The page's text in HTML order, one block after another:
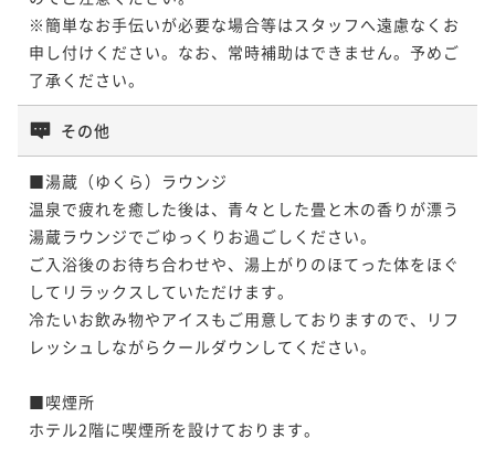
※簡単なお手伝いが必要な場合等はスタッフへ遠慮なくお
申し付けください。なお、常時補助はできません。予めご
了承ください。
その他
■湯蔵（ゆくら）ラウンジ
温泉で疲れを癒した後は、青々とした畳と木の香りが漂う
湯蔵ラウンジでごゆっくりお過ごしください。
ご入浴後のお待ち合わせや、湯上がりのほてった体をほぐ
してリラックスしていただけます。
冷たいお飲み物やアイスもご用意しておりますので、リフ
レッシュしながらクールダウンしてください。
■喫煙所
ホテル2階に喫煙所を設けております。